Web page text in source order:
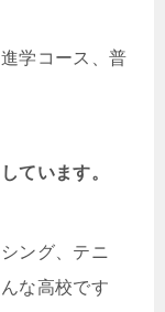
学コース、普
ています。
ング、テニ
な高校です